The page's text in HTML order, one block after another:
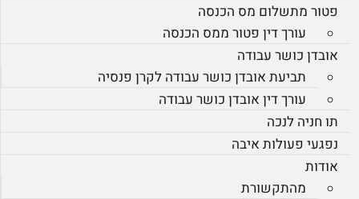
פטור מתשלום מס הכנסה
עורך דין פטור ממס הכנסה
אובדן כושר עבודה
תביעת אובדן כושר עבודה לקרן פנסיה
עורך דין אובדן כושר עבודה
תו חניה לנכה
נפגעי פעולות איבה
אודות
מהתקשורת